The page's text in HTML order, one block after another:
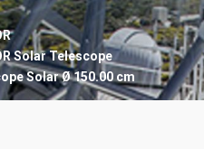
Solar Telescope
SolarØ 150.00 cm